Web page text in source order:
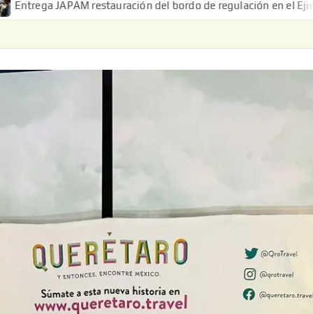
del bordo de regulación en el Ejido de Puerta de Palmillas